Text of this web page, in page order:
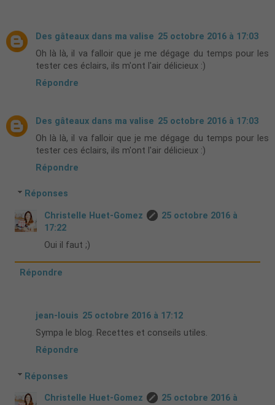
Des gâteaux dans ma valise 25 octobre 2016 à 17:03
Oh là là, il va falloir que je me dégage du temps pour les
tester ces éclairs, ils m'ont l'air délicieux :)
Répondre
Des gâteaux dans ma valise 25 octobre 2016 à 17:03
Oh là là, il va falloir que je me dégage du temps pour les
tester ces éclairs, ils m'ont l'air délicieux :)
Répondre
Réponses
Christelle Huet-Gomez
25 octobre 2016 à
17:22
Oui il faut ;)
Répondre
jean-louis 25 octobre 2016 à 17:12
Sympa le blog. Recettes et conseils utiles.
Répondre
Réponses
Christelle Huet-Gomez
25 octobre 2016 à